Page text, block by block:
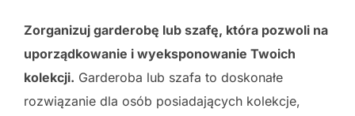
Zorganizuj garderobę lub szafę, która pozwoli na
uporządkowanie i wyeksponowanie Twoich
kolekcji. Garderoba lub szafa to doskonałe
rozwiązanie dla osób posiadających kolekcje,